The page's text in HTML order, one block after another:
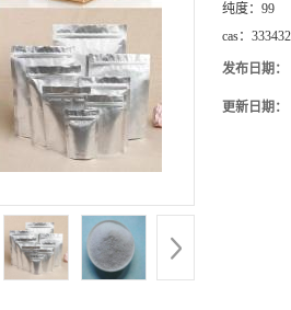
纯度： 99
cas：
发布日期：
更新日期：